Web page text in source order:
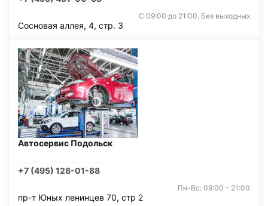
С 09:00 до 21:00. Без выходных
Сосновая аллея, 4, стр. 3
Автосервис Подольск
+7 (495) 128-01-88
Пн-Вс: 09:00 - 21:00
пр-т Юных ленинцев 70, стр 2